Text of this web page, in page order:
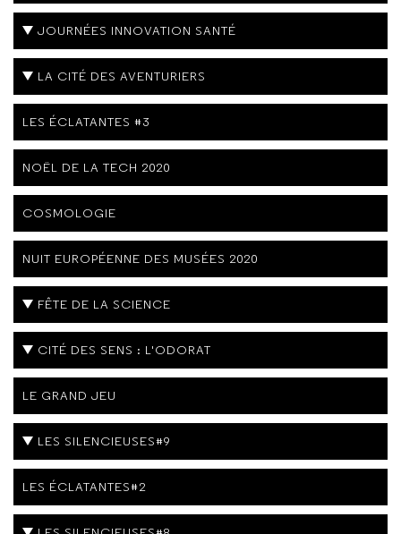
JOURNÉES INNOVATION SANTÉ
LA CITÉ DES AVENTURIERS
LES ÉCLATANTES #3
NOËL DE LA TECH 2020
COSMOLOGIE
NUIT EUROPÉENNE DES MUSÉES 2020
FÊTE DE LA SCIENCE
CITÉ DES SENS : L'ODORAT
LE GRAND JEU
LES SILENCIEUSES#9
LES ÉCLATANTES#2